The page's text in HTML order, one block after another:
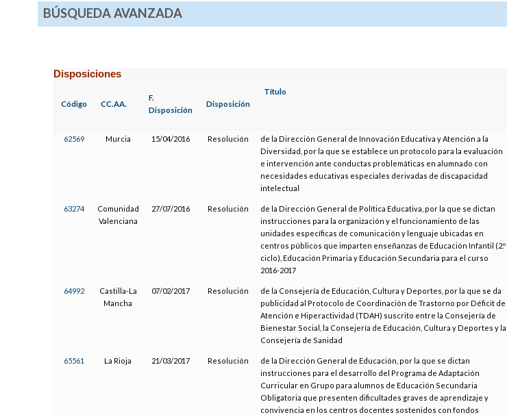
BÚSQUEDA AVANZADA
Disposiciones
Código CC.AA.
F.
Disposición
Disposición
Título
62569 Murcia 15/04/2016 Resolución
de la Dirección General de Innovación Educativa y Atención a la
Diversidad, por la que se establece un protocolo para la evaluación
e intervención ante conductas problemáticas en alumnado con
necesidades educativas especiales derivadas de discapacidad
intelectual
63274
Comunidad
Valenciana
27/07/2016 Resolución
de la Dirección General de Política Educativa, por la que se dictan
instrucciones para la organización y el funcionamiento de las
unidades específicas de comunicación y lenguaje ubicadas en
centros públicos que imparten enseñanzas de Educación Infantil (2.º
ciclo), Educación Primaria y Educación Secundaria para el curso
2016-2017
64992
Castilla-La
Mancha
07/02/2017 Resolución
de la Consejería de Educación, Cultura y Deportes, por la que se da
publicidad al Protocolo de Coordinación de Trastorno por Déficit de
Atención e Hiperactividad (TDAH) suscrito entre la Consejería de
Bienestar Social, la Consejería de Educación, Cultura y Deportes y la
Consejería de Sanidad
65561 La Rioja 21/03/2017 Resolución
de la Dirección General de Educación, por la que se dictan
instrucciones para el desarrollo del Programa de Adaptación
Curricular en Grupo para alumnos de Educación Secundaria
Obligatoria que presenten dificultades graves de aprendizaje y
convivencia en los centros docentes sostenidos con fondos